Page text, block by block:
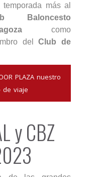
temporada más al
Baloncesto
como
delClub de
PLAZA nuestro
de viaje
y CBZ